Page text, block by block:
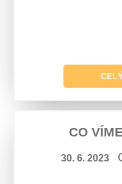
CO
30. 6. 2023